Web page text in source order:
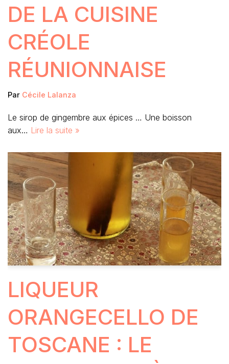
DE LA CUISINE
CRÉOLE
RÉUNIONNAISE
Par Cécile Lalanza
Le sirop de gingembre aux épices … Une boisson
aux… Lire la suite »
LIQUEUR
ORANGECELLO DE
TOSCANE : LE